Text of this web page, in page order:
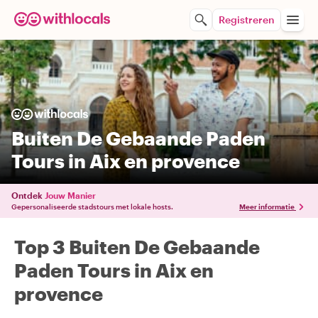
Registreren
Buiten De Gebaande Paden
Tours in Aix en provence
Ontdek Jouw Manier
Gepersonaliseerde stadstours met lokale hosts. Meer informatie
Top 3 Buiten De Gebaande
Paden Tours in Aix en
provence